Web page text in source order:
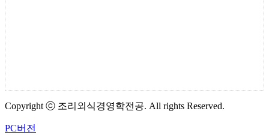
Copyright ⓒ 조리외식경영학전공. All rights Reserved.
PC버전